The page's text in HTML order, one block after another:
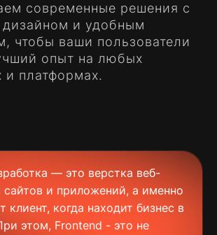
современные решения с
и удобным
чтобы ваши пользователи
опыт на любых
и платформах.
— это верстка веб-
сайтов и приложений, а именно
клиент, когда находит бизнес в
этом, Frontend - это не